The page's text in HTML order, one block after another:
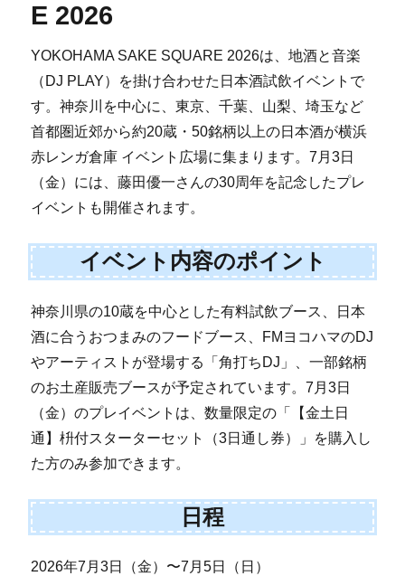
E 2026
YOKOHAMA SAKE SQUARE 2026は、地酒と音楽
（DJ PLAY）を掛け合わせた日本酒試飲イベントで
す。神奈川を中心に、東京、千葉、山梨、埼玉など
首都圏近郊から約20蔵・50銘柄以上の日本酒が横浜
赤レンガ倉庫 イベント広場に集まります。7月3日
（金）には、藤田優一さんの30周年を記念したプレ
イベントも開催されます。
イベント内容のポイント
神奈川県の10蔵を中心とした有料試飲ブース、日本
酒に合うおつまみのフードブース、FMヨコハマのDJ
やアーティストが登場する「角打ちDJ」、一部銘柄
のお土産販売ブースが予定されています。7月3日
（金）のプレイベントは、数量限定の「【金土日
通】枡付スターターセット（3日通し券）」を購入し
た方のみ参加できます。
日程
2026年7月3日（金）〜7月5日（日）